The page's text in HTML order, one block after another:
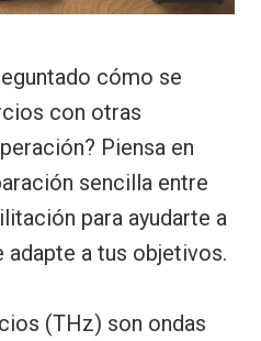
cómo se
con otras
Piensa en
sencilla entre
para ayudarte a
adapte a tus objetivos.
(THz) son ondas